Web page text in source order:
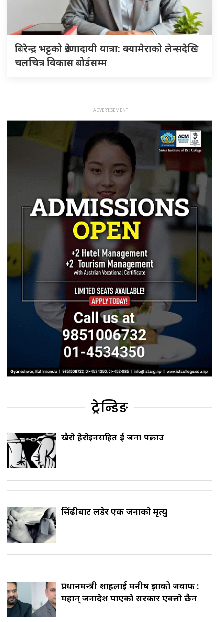
बिरेन्द्र भट्टको प्रेरणादायी यात्रा: क्यामेराको लेन्सदेखि
चलचित्र विकास बोर्डसम्म
ट्रेन्डिङ
खैरो हेरोइनसहित दुई जना पक्राउ
सिँढीबाट लडेर एक जनाको मृत्यु
प्रधानमन्त्री शाहलाई मनीष झाको जवाफ :
महान् जनादेश पाएको सरकार एक्लो छैन